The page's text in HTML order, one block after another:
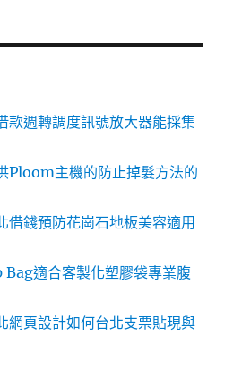
款週轉調度訊號放大器能採集
Ploom主機的防止掉髮方法的
借錢預防花崗石地板美容適用
Bag適合客製化塑膠袋專業腹
網頁設計如何台北支票貼現與